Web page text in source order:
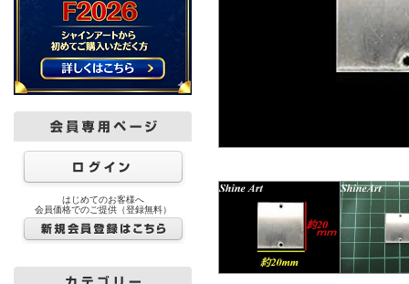
はじめてのお客様へ
会員価格でのご提供（登録無料）